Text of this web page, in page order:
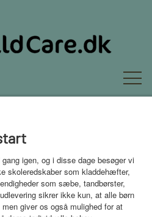
OS
igen, og i disse dage besøger vi
skoleredskaber som kladdehæfter,
som sæbe, tandbørster,
sikrer ikke kun, at alle børn
giver os også mulighed for at